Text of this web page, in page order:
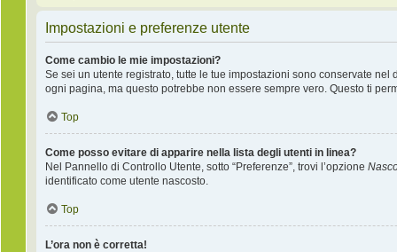
Impostazioni e preferenze utente
Come cambio le mie impostazioni?
Se sei un utente registrato, tutte le tue impostazioni sono conservate
ogni pagina, ma questo potrebbe non essere sempre vero. Questo ti
Top
Come posso evitare di apparire nella lista degli utenti in linea?
Nel Pannello di Controllo Utente, sotto “Preferenze”, trovi l’opzione
identificato come utente nascosto.
Top
L’ora non è corretta!